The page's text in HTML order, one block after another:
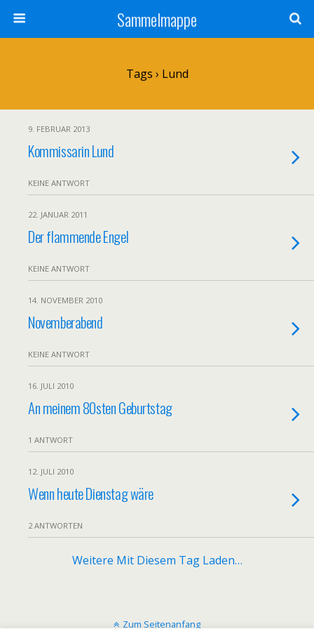
Sammelmappe
Tags › Lund
9. FEBRUAR 2013
Kommissarin Lund
KEINE ANTWORT
22. JANUAR 2011
Der flammende Engel
KEINE ANTWORT
14. NOVEMBER 2010
Novemberabend
KEINE ANTWORT
16. JULI 2010
An meinem 80sten Geburtstag
1 ANTWORT
12. JULI 2010
Wenn heute Dienstag wäre
2 ANTWORTEN
Weitere Mit Diesem Tag Laden…
Zum Seitenanfang